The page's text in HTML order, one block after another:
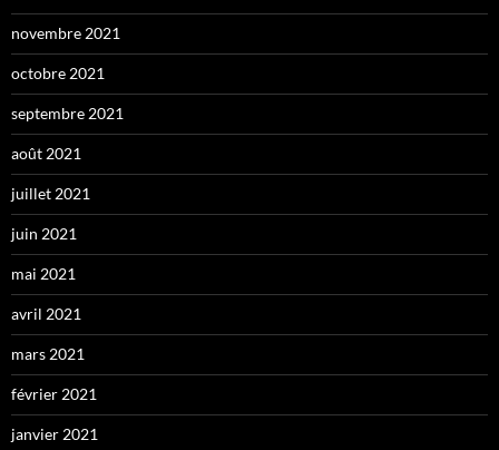
novembre 2021
octobre 2021
septembre 2021
août 2021
juillet 2021
juin 2021
mai 2021
avril 2021
mars 2021
février 2021
janvier 2021